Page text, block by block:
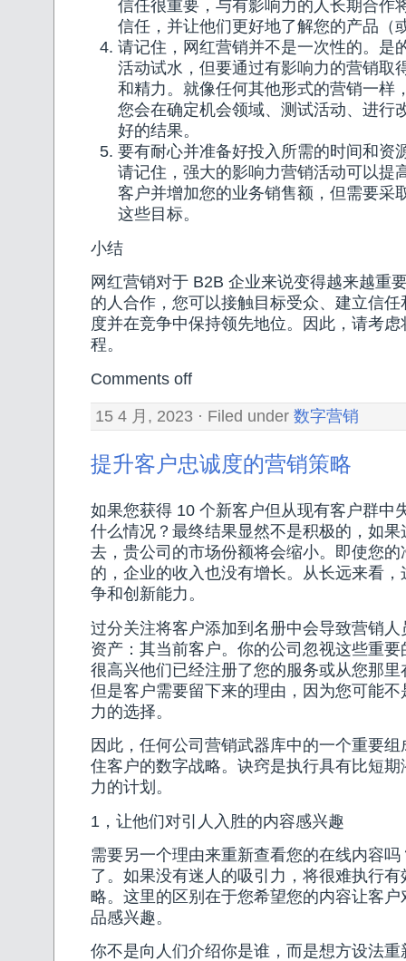
信任很重要，与有影响力的人长期合作
信任，并让他们更好地了解您的产品（
请记住，网红营销并不是一次性的。是
活动试水，但要通过有影响力的营销取
和精力。就像任何其他形式的营销一样
您会在确定机会领域、测试活动、进行
好的结果。
要有耐心并准备好投入所需的时间和资
请记住，强大的影响力营销活动可以提
客户并增加您的业务销售额，但需要采
这些目标。
小结
网红营销对于 B2B 企业来说变得越来越重
的人合作，您可以接触目标受众、建立信
度并在竞争中保持领先地位。因此，请考
程。
Comments off
15 4 月, 2023 · Filed under 数字营销
提升客户忠诚度的营销策略
如果您获得 10 个新客户但从现有客户群中
什么情况？最终结果显然不是积极的，如
去，贵公司的市场份额将会缩小。即使您
的，企业的收入也没有增长。从长远来看
争和创新能力。
过分关注将客户添加到名册中会导致营销
资产：其当前客户。你的公司忽视这些重
很高兴他们已经注册了您的服务或从您那
但是客户需要留下来的理由，因为您可能
力的选择。
因此，任何公司营销武器库中的一个重要
住客户的数字战略。诀窍是执行具有比短
力的计划。
1，让他们对引人入胜的内容感兴趣
需要另一个理由来重新查看您的在线内容
了。如果没有迷人的吸引力，将很难执行
略。这里的区别在于您希望您的内容让客
品感兴趣。
你不是向人们介绍你是谁，而是想方设法